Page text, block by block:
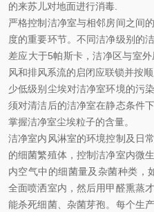
的来苏儿对地面进行消毒.
严格控制洁净室与相邻房间之间
度的重要环节。不同洁净级别的
差应大于5帕斯卡，洁净区与室
风和排风系流的启闭应联锁并按
少低级别尘埃对洁净室环境的污
须对清洁后的洁净室在静态条件
掌握洁净室尘埃粒子的含量。
洁净室内风淋室的环境控制及日
的细菌繁殖体，控制洁净室内微
内空气中的细菌量及杂菌种类，
全面喷洒室内，然后用甲醛熏蒸
能杀死细菌、杂菌芽孢。每个生